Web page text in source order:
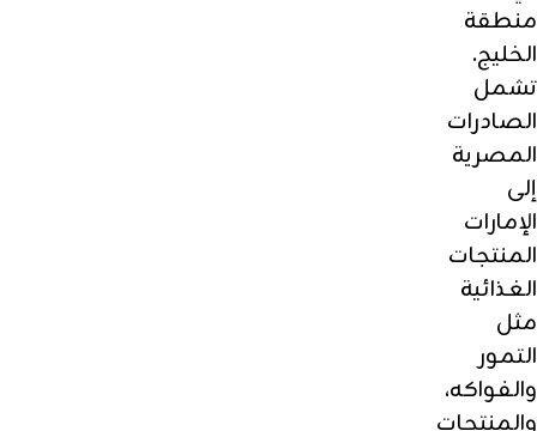
منطقة
الخليج.
تشمل
الصادرات
المصرية
إلى
الإمارات
المنتجات
الغذائية
مثل
التمور
والفواكه،